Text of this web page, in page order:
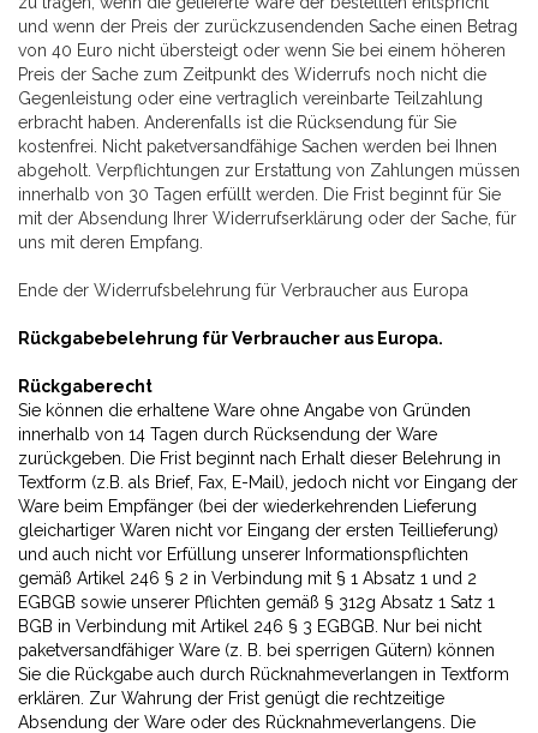
und wenn der Preis der zurückzusendenden Sache einen Betrag
von 40 Euro nicht übersteigt oder wenn Sie bei einem höheren
Preis der Sache zum Zeitpunkt des Widerrufs noch nicht die
Gegenleistung oder eine vertraglich vereinbarte Teilzahlung
erbracht haben. Anderenfalls ist die Rücksendung für Sie
kostenfrei. Nicht paketversandfähige Sachen werden bei Ihnen
abgeholt. Verpflichtungen zur Erstattung von Zahlungen müssen
innerhalb von 30 Tagen erfüllt werden. Die Frist beginnt für Sie
mit der Absendung Ihrer Widerrufserklärung oder der Sache, für
uns mit deren Empfang.
Ende der Widerrufsbelehrung für Verbraucher aus Europa
Rückgabebelehrung für Verbraucher aus Europa.
Rückgaberecht
Sie können die erhaltene Ware ohne Angabe von Gründen
innerhalb von 14 Tagen durch Rücksendung der Ware
zurückgeben. Die Frist beginnt nach Erhalt dieser Belehrung in
Textform (z.B. als Brief, Fax, E-Mail), jedoch nicht vor Eingang der
Ware beim Empfänger (bei der wiederkehrenden Lieferung
gleichartiger Waren nicht vor Eingang der ersten Teillieferung)
und auch nicht vor Erfüllung unserer Informationspflichten
gemäß Artikel 246 § 2 in Verbindung mit § 1 Absatz 1 und 2
EGBGB sowie unserer Pflichten gemäß § 312g Absatz 1 Satz 1
BGB in Verbindung mit Artikel 246 § 3 EGBGB. Nur bei nicht
paketversandfähiger Ware (z. B. bei sperrigen Gütern) können
Sie die Rückgabe auch durch Rücknahmeverlangen in Textform
erklären. Zur Wahrung der Frist genügt die rechtzeitige
Absendung der Ware oder des Rücknahmeverlangens. Die